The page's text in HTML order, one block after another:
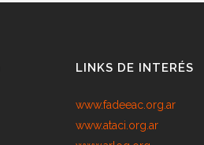
LINKS DE INTERÉS
www.fadeeac.org.ar
www.ataci.org.ar